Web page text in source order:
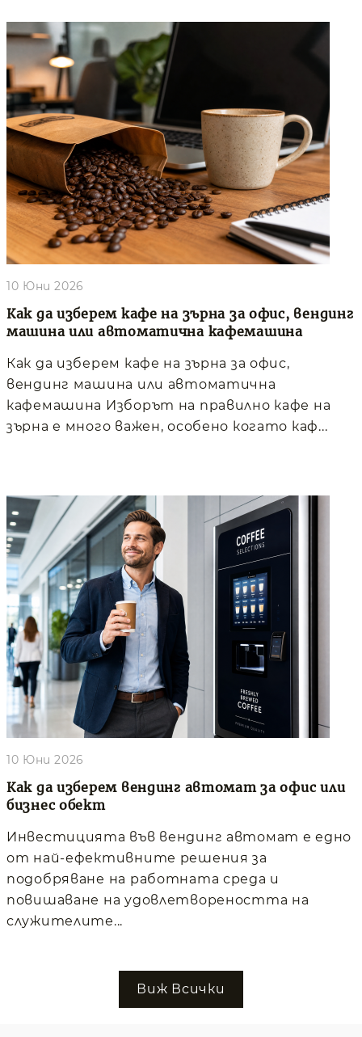
Как да изберем кафе на зърна за офис, вендинг
машина или автоматична кафемашина
10 Юни 2026
Как да изберем кафе на зърна за офис,
вендинг машина или автоматична
кафемашина Изборът на правилно кафе на
зърна е много важен, особено когато каф...
Как да изберем вендинг автомат за офис или
бизнес обект
10 Юни 2026
Инвестицията във вендинг автомат е едно
от най-ефективните решения за
подобряване на работната среда и
повишаване на удовлетвореността на
служителите...
Виж Всички